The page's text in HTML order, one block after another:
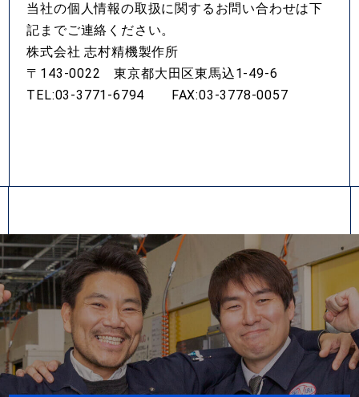
当社の個人情報の取扱に関するお問い合わせは下
記までご連絡ください。
株式会社 志村精機製作所
〒143-0022 東京都大田区東馬込1-49-6
TEL:03-3771-6794 FAX:03-3778-0057